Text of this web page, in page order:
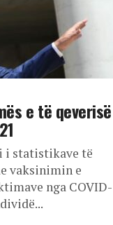
e të qeverisë
i statistikave të
vaksinimin e
nga COVID-